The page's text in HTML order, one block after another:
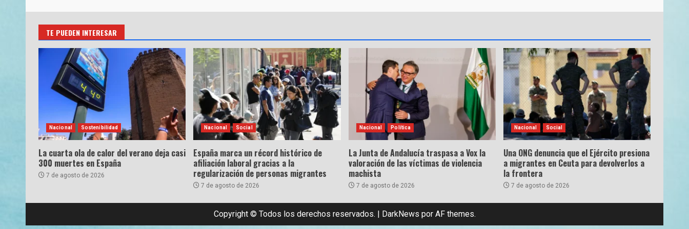
TE PUEDEN INTERESAR
Nacional Sostenibilidad
La cuarta ola de calor del verano deja casi
300 muertes en España
7 de agosto de 2026
Nacional Social
España marca un récord histórico de
afiliación laboral gracias a la
regularización de personas migrantes
7 de agosto de 2026
Nacional Política
La Junta de Andalucía traspasa a Vox la
valoración de las víctimas de violencia
machista
7 de agosto de 2026
Nacional Social
Una ONG denuncia que el Ejército presiona
a migrantes en Ceuta para devolverlos a
la frontera
7 de agosto de 2026
Copyright © Todos los derechos reservados. | DarkNews por AF themes.